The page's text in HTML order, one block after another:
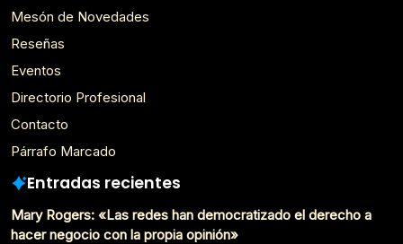
Mesón de Novedades
Reseñas
Eventos
Directorio Profesional
Contacto
Párrafo Marcado
Entradas recientes
Mary Rogers: «Las redes han democratizado el derecho a
hacer negocio con la propia opinión»